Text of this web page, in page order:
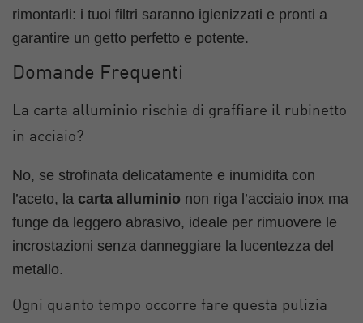
rimontarli: i tuoi filtri saranno igienizzati e pronti a
garantire un getto perfetto e potente.
Domande Frequenti
La carta alluminio rischia di graffiare il rubinetto
in acciaio?
No, se strofinata delicatamente e inumidita con
l’aceto, la carta alluminio non riga l’acciaio inox ma
funge da leggero abrasivo, ideale per rimuovere le
incrostazioni senza danneggiare la lucentezza del
metallo.
Ogni quanto tempo occorre fare questa pulizia